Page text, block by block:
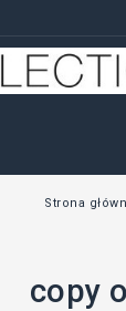
Strona
copy